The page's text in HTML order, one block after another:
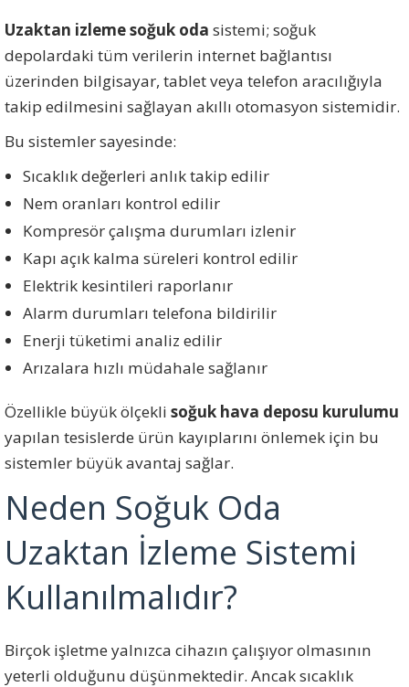
Uzaktan izleme soğuk oda sistemi; soğuk
depolardaki tüm verilerin internet bağlantısı
üzerinden bilgisayar, tablet veya telefon aracılığıyla
takip edilmesini sağlayan akıllı otomasyon sistemidir.
Bu sistemler sayesinde:
Sıcaklık değerleri anlık takip edilir
Nem oranları kontrol edilir
Kompresör çalışma durumları izlenir
Kapı açık kalma süreleri kontrol edilir
Elektrik kesintileri raporlanır
Alarm durumları telefona bildirilir
Enerji tüketimi analiz edilir
Arızalara hızlı müdahale sağlanır
Özellikle büyük ölçekli soğuk hava deposu kurulumu
yapılan tesislerde ürün kayıplarını önlemek için bu
sistemler büyük avantaj sağlar.
Neden Soğuk Oda
Uzaktan İzleme Sistemi
Kullanılmalıdır?
Birçok işletme yalnızca cihazın çalışıyor olmasının
yeterli olduğunu düşünmektedir. Ancak sıcaklık